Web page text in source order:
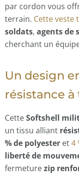
par cordon vous
terrain. Cette veste
soldats, agents de
cherchant un
Un design
résistance
CetteSoftshell
un tissu alliant
% de polyester et4
liberté de
fermeturezip